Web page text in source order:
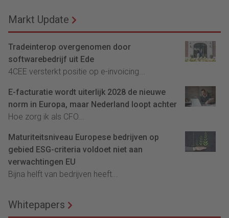
Markt Update
Tradeinterop overgenomen door
softwarebedrijf uit Ede
4CEE versterkt positie op e-invoicing...
E-facturatie wordt uiterlijk 2028 de nieuwe
norm in Europa, maar Nederland loopt achter
Hoe zorg ik als CFO...
Maturiteitsniveau Europese bedrijven op
gebied ESG-criteria voldoet niet aan
verwachtingen EU
Bijna helft van bedrijven heeft...
Whitepapers